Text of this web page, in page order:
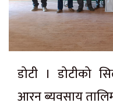
डोटी । डोटीको
आरन ब्यवसाय